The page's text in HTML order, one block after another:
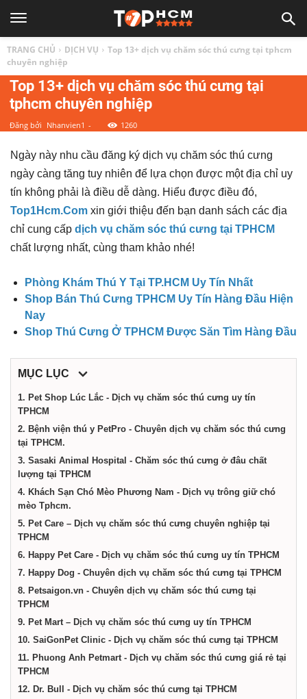
1
HCM
Top
địa
dịch
Thành
phố
Hồ
Chí
Minh
TRANG CHỦ DỊCH VỤ
Top 13+ dịch vụ chăm sóc thú cưng tại tphcm
chuyên nghiệp
Top 13+ dịch vụ chăm sóc thú cưng tại
tphcm chuyên nghiệp
Đăng bởi Nhanvien1 - 1260
Ngày này nhu cầu đăng ký dịch vụ chăm sóc thú cưng
ngày càng tăng tuy nhiên để lựa chọn được một địa chỉ uy
tín không phải là điều dễ dàng. Hiểu được điều đó,
Top1Hcm.Com xin giới thiệu đến bạn danh sách các địa
chỉ cung cấp dịch vụ chăm sóc thú cưng tại TPHCM
chất lượng nhất, cùng tham khảo nhé!
Phòng Khám Thú Y Tại TP.HCM Uy Tín Nhất
Shop Bán Thú Cưng TPHCM Uy Tín Hàng Đầu Hiện
Nay
Shop Thú Cưng Ở TPHCM Được Săn Tìm Hàng Đầu
MỤC LỤC
1. Pet Shop Lúc Lắc - Dịch vụ chăm sóc thú cưng uy tín
TPHCM
2. Bệnh viện thú y PetPro - Chuyên dịch vụ chăm sóc thú cưng
tại TPHCM.
3. Sasaki Animal Hospital - Chăm sóc thú cưng ở đâu chất
lượng tại TPHCM
4. Khách Sạn Chó Mèo Phương Nam - Dịch vụ trông giữ chó
mèo Tphcm.
5. Pet Care – Dịch vụ chăm sóc thú cưng chuyên nghiệp tại
TPHCM
6. Happy Pet Care - Dịch vụ chăm sóc thú cưng uy tín TPHCM
7. Happy Dog - Chuyên dịch vụ chăm sóc thú cưng tại TPHCM
8. Petsaigon.vn - Chuyên dịch vụ chăm sóc thú cưng tại
TPHCM
9. Pet Mart – Dịch vụ chăm sóc thú cưng uy tín TPHCM
10. SaiGonPet Clinic - Dịch vụ chăm sóc thú cưng tại TPHCM
11. Phuong Anh Petmart - Dịch vụ chăm sóc thú cưng giá rẻ tại
TPHCM
12. Dr. Bull - Dịch vụ chăm sóc thú cưng tại TPHCM